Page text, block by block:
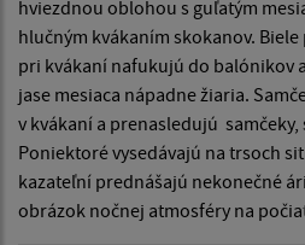
hviezdnou oblohou s guľatým
hlučným kvákaním skokanov.
pri kvákaní nafukujú do balónikov
jase mesiaca nápadne žiaria.
v kvákaní a prenasledujú
Poniektoré vysedávajú na trsoch
kazateľní prednášajú nekonečné
obrázok nočnej atmosféry na